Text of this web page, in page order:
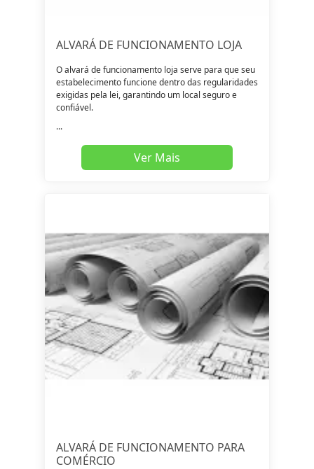
ALVARÁ DE FUNCIONAMENTO LOJA
O alvará de funcionamento loja serve para que seu
estabelecimento funcione dentro das regularidades
exigidas pela lei, garantindo um local seguro e
confiável.
...
Ver Mais
ALVARÁ DE FUNCIONAMENTO PARA
COMÉRCIO